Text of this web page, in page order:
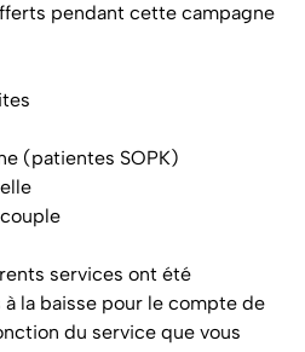
pendant cette campagne
(patientes SOPK)
services ont été
la baisse pour le compte de
du service que vous